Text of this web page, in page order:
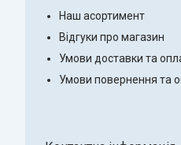
Наш асортимент
Відгуки про магазин
Умови доставки та
Умови повернення та